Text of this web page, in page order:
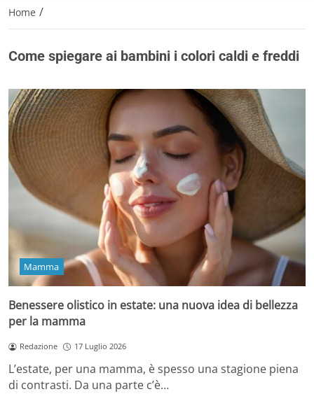
Home /
Come spiegare ai bambini i colori caldi e freddi
Mamma
Benessere olistico in estate: una nuova idea di bellezza
per la mamma
Redazione 17 Luglio 2026
L’estate, per una mamma, è spesso una stagione piena
di contrasti. Da una parte c’è…